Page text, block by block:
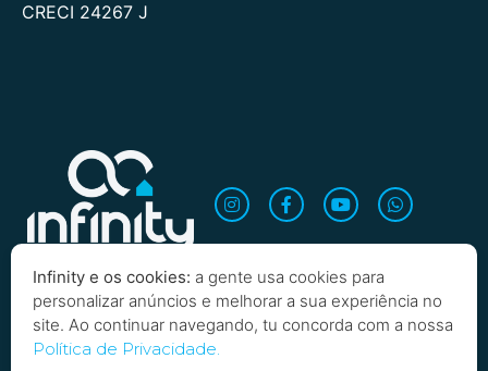
CRECI 24267 J
Infinity e os cookies: a gente usa cookies para
personalizar anúncios e melhorar a sua experiência no
site. Ao continuar navegando, tu concorda com a nossa
Política de Privacidade.